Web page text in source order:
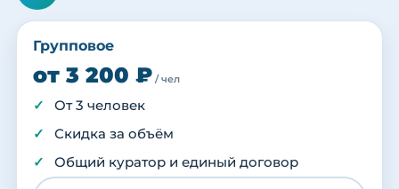
Групповое
от 3 200 ₽ / чел
От 3 человек
Скидка за объём
Общий куратор и единый договор